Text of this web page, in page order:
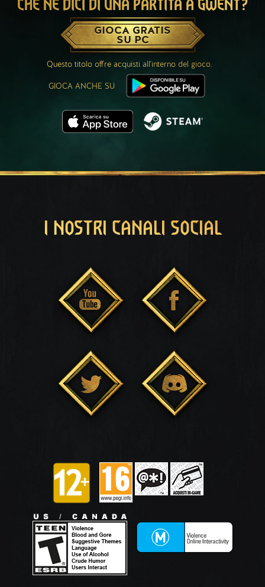
CHE NE DICI DI UNA PARTITA A GWENT?
GIOCA GRATIS
SU PC
Questo titolo offre acquisti all'interno del gioco.
GIOCA ANCHE SU
I NOSTRI CANALI SOCIAL